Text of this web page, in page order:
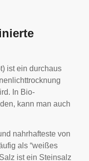
ist ein durchaus
In Bio-
kann man auch
nahrhafteste von
als “weißes
ist ein Steinsalz